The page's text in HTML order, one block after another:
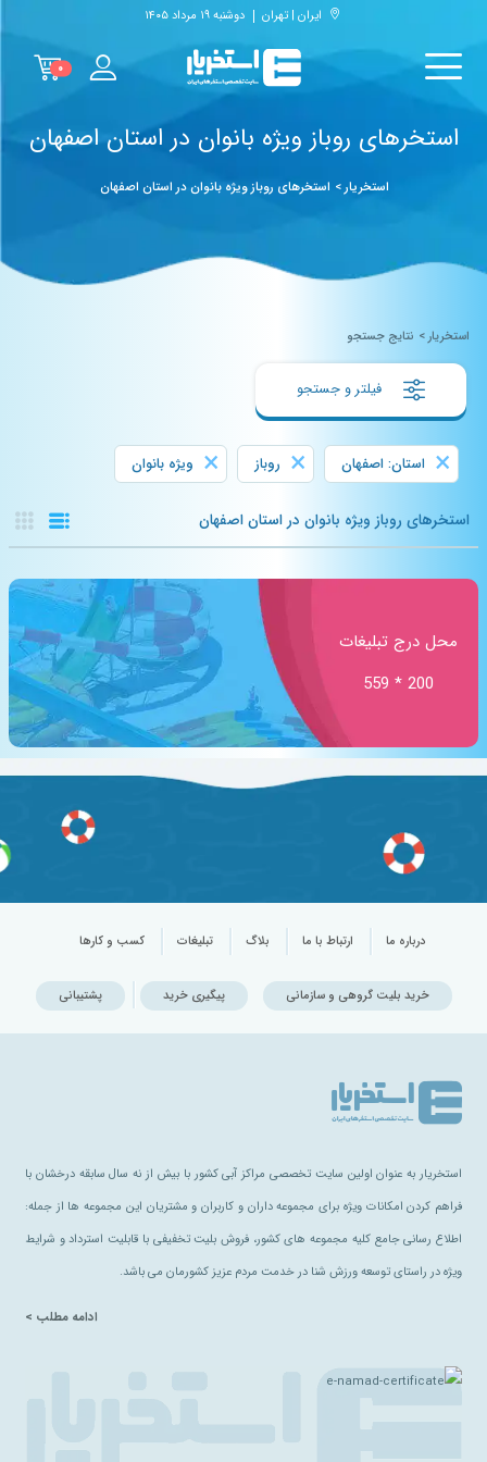
ایران | تهران دوشنبه ۱۹ مرداد ۱۴۰۵
۰
استخرهای روباز ویژه بانوان در استان اصفهان
استخریار> استخرهای روباز ویژه بانوان در استان اصفهان
استخریار> نتایج جستجو
× استان: اصفهان × روباز × ویژه بانوان
استخرهای روباز ویژه بانوان در استان اصفهان
محل درج تبلیغات
200 * 559
درباره ما ارتباط با ما بلاگ تبلیغات کسب و کارها
خرید بلیت گروهی و سازمانی پیگیری خرید پشتیبانی
استخریار به عنوان اولین سایت تخصصی مراکز آبی کشور با بیش از نه سال سابقه درخشان با
فراهم کردن امکانات ویژه برای مجموعه داران و کاربران و مشتریان این مجموعه ها از جمله:
اطلاع رسانی جامع کلیه مجموعه های کشور، فروش بلیت تخفیفی با قابلیت استرداد و شرایط
ویژه در راستای توسعه ورزش شنا در خدمت مردم عزیز کشورمان می باشد.
ادامه مطلب >